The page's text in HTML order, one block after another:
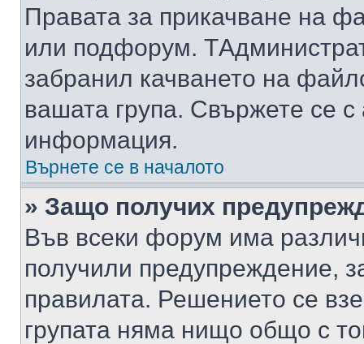
Правата за прикачване на
или подфорум.
забранил качването на
вашата група. Свържете се
информация.
Върнете се в началото
» Защо получих
Във всеки форум има
получили предупреждение,
правилата. Решението се
групата няма нищо общо с